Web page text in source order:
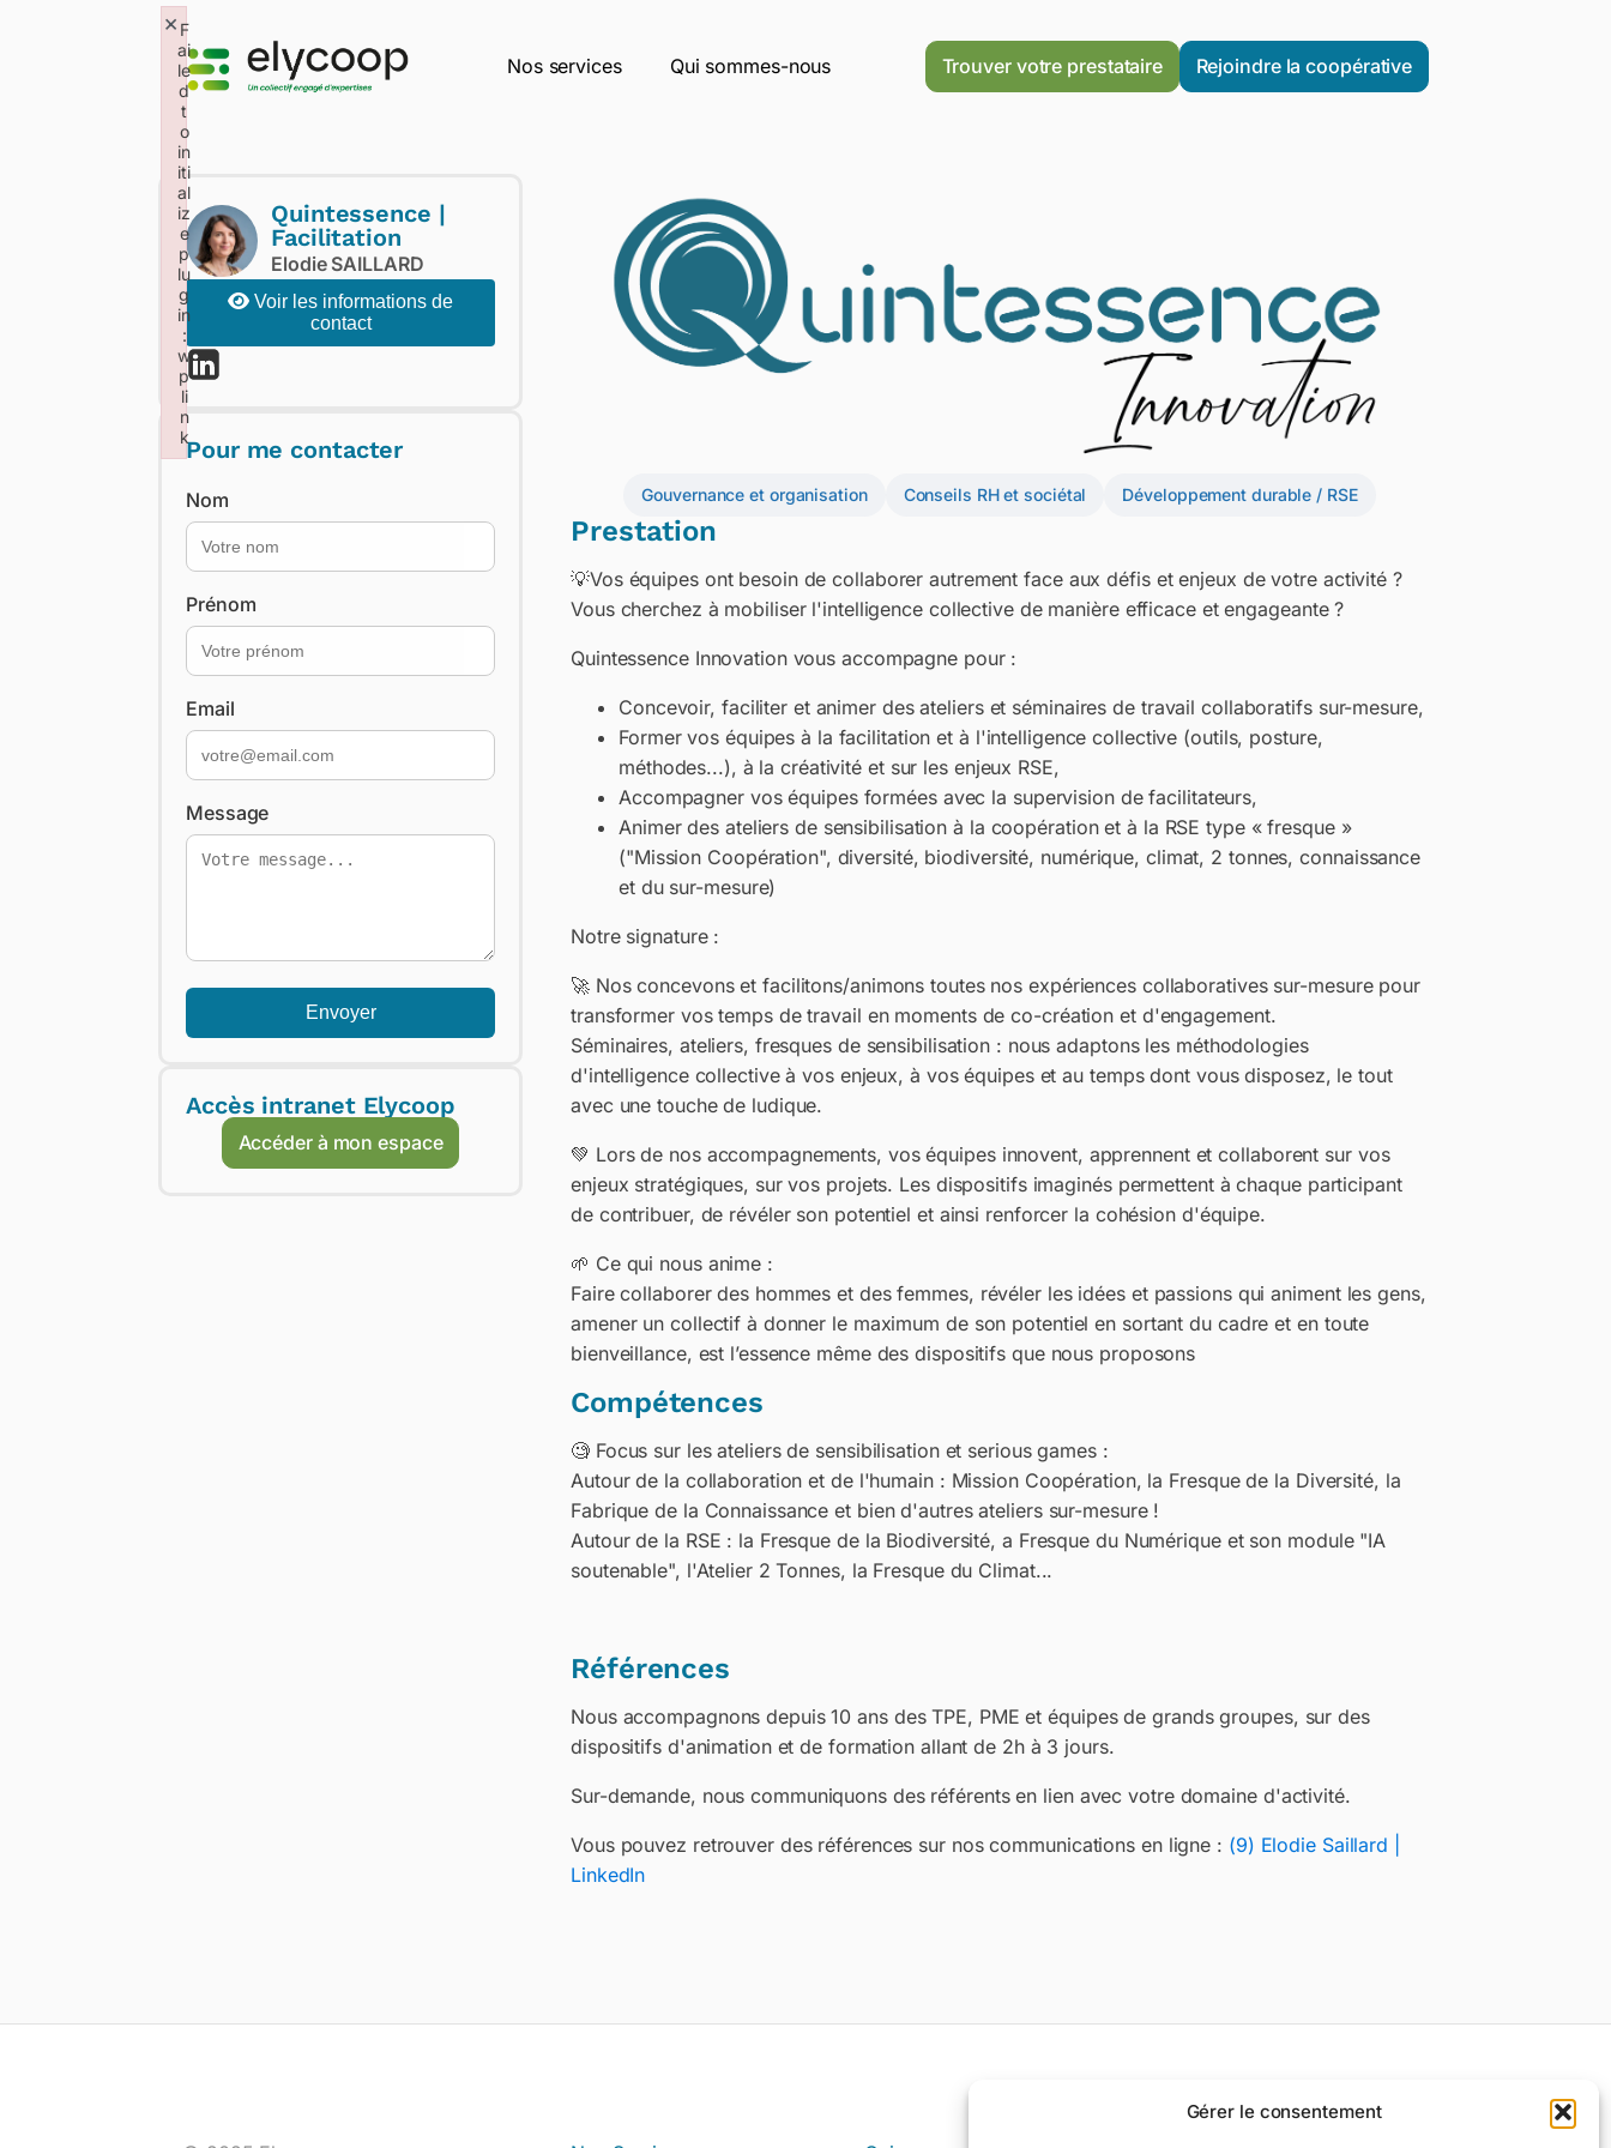
Gérer le consentement
Nos services Qui sommes-nous Trouver votre prestataire Rejoindre la coopérative
Quintessence |
Facilitation
Elodie SAILLARD
Voir les informations de
contact
Pour me contacter
Nom
Prénom
Email
Message
Envoyer
Accès intranet Elycoop
Accéder à mon espace
Gouvernance et organisation Conseils RH et sociétal Développement durable / RSE
Prestation
💡Vos équipes ont besoin de collaborer autrement face aux défis et enjeux de votre activité ?
Vous cherchez à mobiliser l'intelligence collective de manière efficace et engageante ?
Quintessence Innovation vous accompagne pour :
Concevoir, faciliter et animer des ateliers et séminaires de travail collaboratifs sur-mesure,
Former vos équipes à la facilitation et à l'intelligence collective (outils, posture,
méthodes...), à la créativité et sur les enjeux RSE,
Accompagner vos équipes formées avec la supervision de facilitateurs,
Animer des ateliers de sensibilisation à la coopération et à la RSE type « fresque »
("Mission Coopération", diversité, biodiversité, numérique, climat, 2 tonnes, connaissance
et du sur-mesure)
Notre signature :
🚀 Nos concevons et facilitons/animons toutes nos expériences collaboratives sur-mesure pour
transformer vos temps de travail en moments de co-création et d'engagement.
Séminaires, ateliers, fresques de sensibilisation : nous adaptons les méthodologies
d'intelligence collective à vos enjeux, à vos équipes et au temps dont vous disposez, le tout
avec une touche de ludique.
💚 Lors de nos accompagnements, vos équipes innovent, apprennent et collaborent sur vos
enjeux stratégiques, sur vos projets. Les dispositifs imaginés permettent à chaque participant
de contribuer, de révéler son potentiel et ainsi renforcer la cohésion d'équipe.
🌱 Ce qui nous anime :
Faire collaborer des hommes et des femmes, révéler les idées et passions qui animent les gens,
amener un collectif à donner le maximum de son potentiel en sortant du cadre et en toute
bienveillance, est l’essence même des dispositifs que nous proposons
Compétences
🧐 Focus sur les ateliers de sensibilisation et serious games :
Autour de la collaboration et de l'humain : Mission Coopération, la Fresque de la Diversité, la
Fabrique de la Connaissance et bien d'autres ateliers sur-mesure !
Autour de la RSE : la Fresque de la Biodiversité, a Fresque du Numérique et son module "IA
soutenable", l'Atelier 2 Tonnes, la Fresque du Climat...
Références
Nous accompagnons depuis 10 ans des TPE, PME et équipes de grands groupes, sur des
dispositifs d'animation et de formation allant de 2h à 3 jours.
Sur-demande, nous communiquons des référents en lien avec votre domaine d'activité.
Vous pouvez retrouver des références sur nos communications en ligne : (9) Elodie Saillard |
LinkedIn
F
ai
le
d
t
o
in
iti
al
iz
e
p
lu
g
in
:
w
p
li
n
k
×
Failed to initialize plugin: wplink